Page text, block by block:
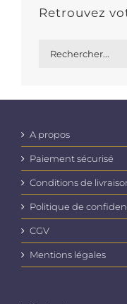
Retrouvez
A propos
Paiement sécurisé
Conditions de
Politique de
CGV
Mentions légales